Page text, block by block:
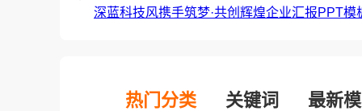
深蓝科技风携手筑梦·共创辉煌企业汇报PPT模
热门分类 关键词 最新